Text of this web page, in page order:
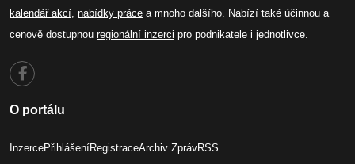
kalendář akcí nabídky práce a mnoho dalšího. Nabízí také účinnou a
cenově dostupnou regionální inzerci pro podnikatele i jednotlivce.
O portálu
InzercePřihlášeníRegistraceArchiv ZprávRSS